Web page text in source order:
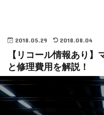
2018.05.29 2018.08.04
【リコール情報あり
と修理費用を解説！